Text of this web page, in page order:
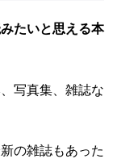
たいと思える本
写真集、雑誌な
の雑誌もあった